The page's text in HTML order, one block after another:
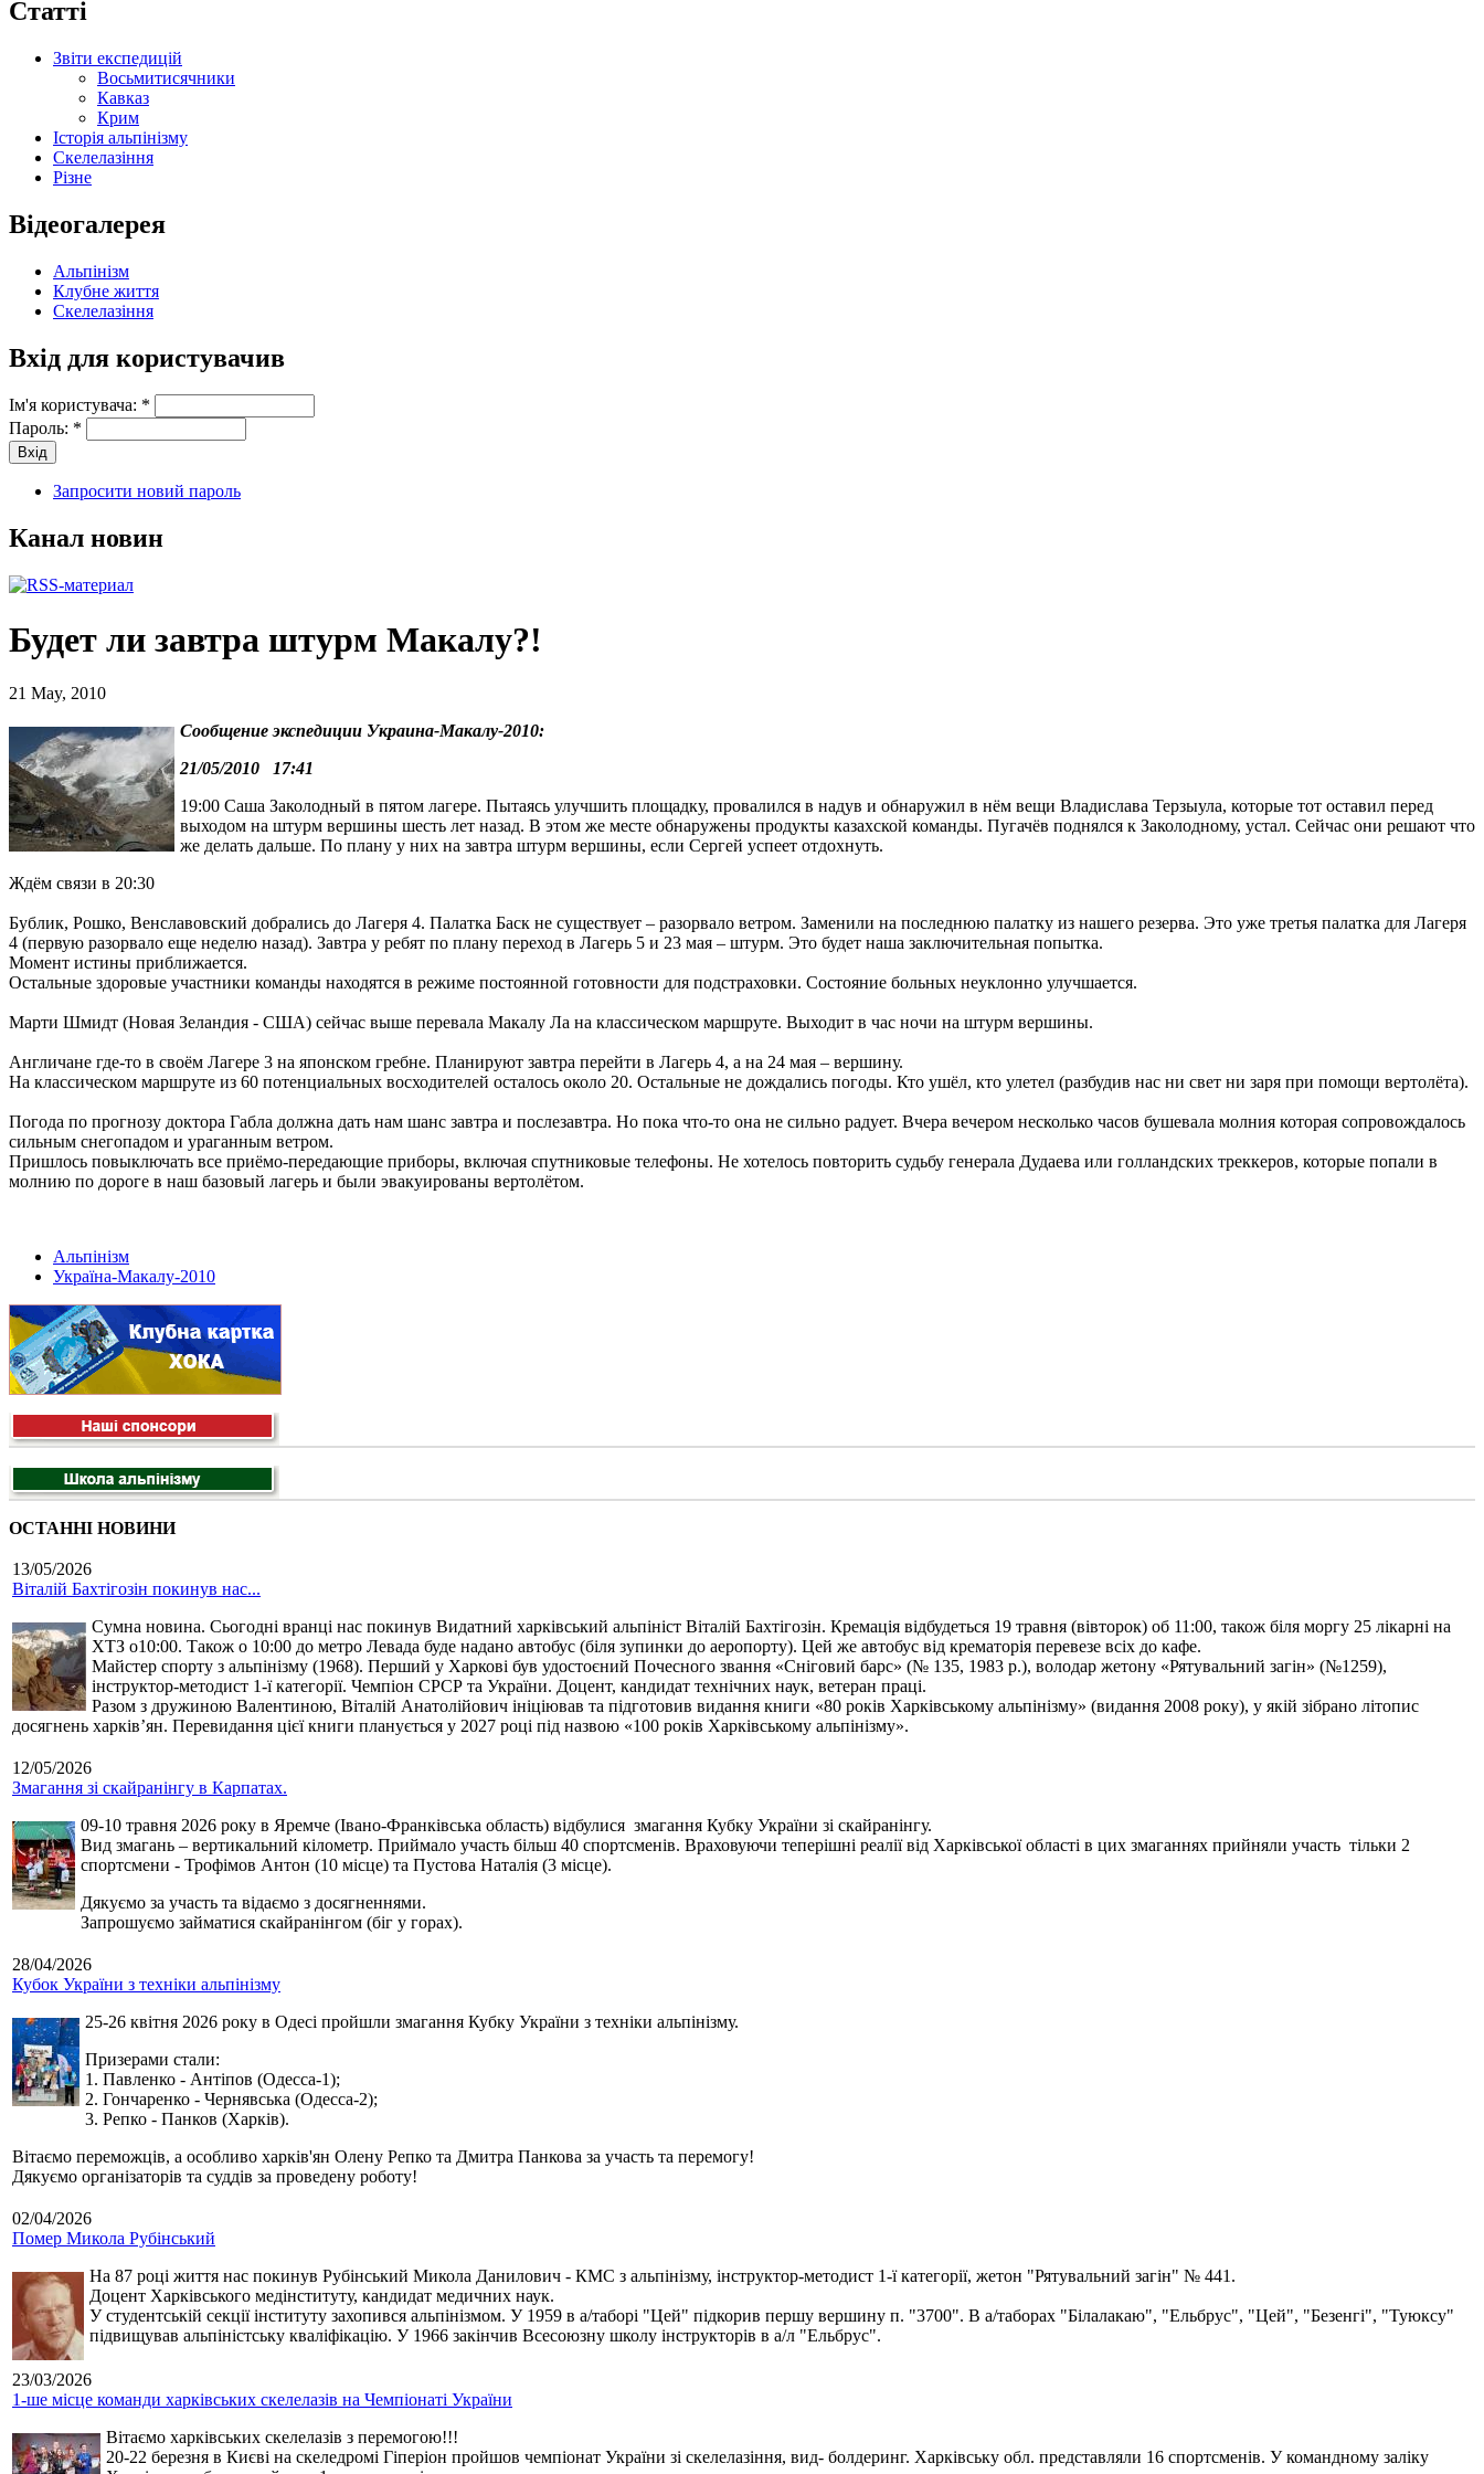
Статті
Звіти експедицій
Восьмитисячники
Кавказ
Крим
Історія альпінізму
Скелелазіння
Різне
Відеогалерея
Альпінізм
Клубне життя
Скелелазіння
Вхід для користувачив
Ім'я користувача: *
Пароль: *
Запросити новий пароль
Канал новин
Будет ли завтра штурм Макалу?!
21 May, 2010
Сообщение экспедиции Украина-Макалу-2010:
21/05/2010 17:41
19:00 Саша Заколодный в пятом лагере. Пытаясь улучшить площадку, провалился в надув и обнаружил в нём вещи Владислава Терзыула, которые тот оставил перед
выходом на штурм вершины шесть лет назад. В этом же месте обнаружены продукты казахской команды. Пугачёв поднялся к Заколодному, устал. Сейчас они решают что
же делать дальше. По плану у них на завтра штурм вершины, если Сергей успеет отдохнуть.
Ждём связи в 20:30
Бублик, Рошко, Венславовский добрались до Лагеря 4. Палатка Баск не существует – разорвало ветром. Заменили на последнюю палатку из нашего резерва. Это уже третья палатка для Лагеря
4 (первую разорвало еще неделю назад). Завтра у ребят по плану переход в Лагерь 5 и 23 мая – штурм. Это будет наша заключительная попытка.
Момент истины приближается.
Остальные здоровые участники команды находятся в режиме постоянной готовности для подстраховки. Состояние больных неуклонно улучшается.
Марти Шмидт (Новая Зеландия - США) сейчас выше перевала Макалу Ла на классическом маршруте. Выходит в час ночи на штурм вершины.
Англичане где-то в своём Лагере 3 на японском гребне. Планируют завтра перейти в Лагерь 4, а на 24 мая – вершину.
На классическом маршруте из 60 потенциальных восходителей осталось около 20. Остальные не дождались погоды. Кто ушёл, кто улетел (разбудив нас ни свет ни заря при помощи вертолёта).
Погода по прогнозу доктора Габла должна дать нам шанс завтра и послезавтра. Но пока что-то она не сильно радует. Вчера вечером несколько часов бушевала молния которая сопровождалось
сильным снегопадом и ураганным ветром.
Пришлось повыключать все приёмо-передающие приборы, включая спутниковые телефоны. Не хотелось повторить судьбу генерала Дудаева или голландских треккеров, которые попали в
молнию по дороге в наш базовый лагерь и были эвакуированы вертолётом.
Альпінізм
Україна-Макалу-2010
ОСТАННІ НОВИНИ
13/05/2026
Віталій Бахтігозін покинув нас...
Сумна новина. Сьогодні вранці нас покинув Видатний харківський альпініст Віталій Бахтігозін. Кремація відбудеться 19 травня (вівторок) об 11:00, також біля моргу 25 лікарні на
ХТЗ о10:00. Також о 10:00 до метро Левада буде надано автобус (біля зупинки до аеропорту). Цей же автобус від крематорія перевезе всіх до кафе.
Майстер спорту з альпінізму (1968). Перший у Харкові був удостоєний Почесного звання «Сніговий барс» (№ 135, 1983 р.), володар жетону «Рятувальний загін» (№1259),
інструктор-методист 1-ї категорії. Чемпіон СРСР та України. Доцент, кандидат технічних наук, ветеран праці.
Разом з дружиною Валентиною, Віталій Анатолійович ініціював та підготовив видання книги «80 років Харківському альпінізму» (видання 2008 року), у якій зібрано літопис
досягнень харків’ян. Перевидання цієї книги планується у 2027 році під назвою «100 років Харківському альпінізму».
12/05/2026
Змагання зі скайранінгу в Карпатах.
09-10 травня 2026 року в Яремче (Івано-Франківська область) відбулися змагання Кубку України зі скайранінгу.
Вид змагань – вертикальний кілометр. Приймало участь більш 40 спортсменів. Враховуючи теперішні реалії від Харківської області в цих змаганнях прийняли участь тільки 2
спортсмени - Трофімов Антон (10 місце) та Пустова Наталія (3 місце).
Дякуємо за участь та відаємо з досягненнями.
Запрошуємо займатися скайранінгом (біг у горах).
28/04/2026
Кубок України з техніки альпінізму
25-26 квітня 2026 року в Одесі пройшли змагання Кубку України з техніки альпінізму.
Призерами стали:
1. Павленко - Антіпов (Одесса-1);
2. Гончаренко - Чернявська (Одесса-2);
3. Репко - Панков (Харків).
Вітаємо переможців, а особливо харків'ян Олену Репко та Дмитра Панкова за участь та перемогу!
Дякуємо організаторів та суддів за проведену роботу!
02/04/2026
Помер Микола Рубінський
На 87 році життя нас покинув Рубінський Микола Данилович - КМС з альпінізму, інструктор-методист 1-ї категорії, жетон "Рятувальний загін" № 441.
Доцент Харківського медінституту, кандидат медичних наук.
У студентській секції інституту захопився альпінізмом. У 1959 в а/таборі "Цей" підкорив першу вершину п. "3700". В а/таборах "Білалакаю", "Ельбрус", "Цей", "Безенгі", "Туюксу"
підвищував альпіністську кваліфікацію. У 1966 закінчив Всесоюзну школу інструкторів в а/л "Ельбрус".
23/03/2026
1-ше місце команди харківських скелелазів на Чемпіонаті України
Вітаємо харківських скелелазів з перемогою!!!
20-22 березня в Києві на скеледромі Гіперіон пройшов чемпіонат України зі скелелазіння, вид- болдеринг. Харківську обл. представляли 16 спортсменів. У командному заліку